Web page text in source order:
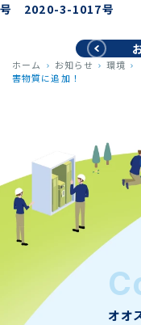
号 2020-3-1017号
ホーム お知らせ 環境
害物質に追加！
オオ